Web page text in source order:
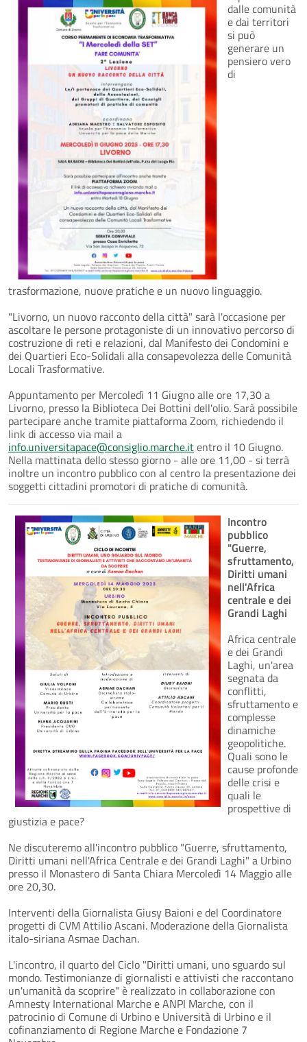
dalle comunità
e dai territori
si può
generare un
pensiero vero
di
trasformazione, nuove pratiche e un nuovo linguaggio.
"Livorno, un nuovo racconto della città" sarà l'occasione per
ascoltare le persone protagoniste di un innovativo percorso di
costruzione di reti e relazioni, dal Manifesto dei Condomini e
dei Quartieri Eco-Solidali alla consapevolezza delle Comunità
Locali Trasformative.
Appuntamento per Mercoledì 11 Giugno alle ore 17,30 a
Livorno, presso la Biblioteca Dei Bottini dell'olio. Sarà possibile
partecipare anche tramite piattaforma Zoom, richiedendo il
link di accesso via mail a
info.universitapace@consiglio.marche.itentro il 10 Giugno.
Nella mattinata dello stesso giorno - alle ore 11,00 - si terrà
inoltre un incontro pubblico con al centro la presentazione dei
soggetti cittadini promotori di pratiche di comunità.
Incontro
pubblico
"Guerre,
sfruttamento,
Diritti umani
nell'Africa
centrale e dei
Grandi Laghi
Africa centrale
e dei Grandi
Laghi, un'area
segnata da
conflitti,
sfruttamento e
complesse
dinamiche
geopolitiche.
Quali sono le
cause profonde
delle crisi e
quali le
prospettive di
giustizia e pace?
Ne discuteremo all'incontro pubblico "Guerre, sfruttamento,
Diritti umani nell'Africa Centrale e dei Grandi Laghi" a Urbino
presso il Monastero di Santa Chiara Mercoledì 14 Maggio alle
ore 20,30.
Interventi della Giornalista Giusy Baioni e del Coordinatore
progetti di CVM Attilio Ascani. Moderazione della Giornalista
italo-siriana Asmae Dachan.
L'incontro, il quarto del Ciclo "Diritti umani, uno sguardo sul
mondo. Testimonianze di giornalisti e attivisti che raccontano
un'umanità da scoprire" è realizzato in collaborazione con
Amnesty International Marche e ANPI Marche, con il
patrocinio di Comune di Urbino e Università di Urbino e il
cofinanziamento di Regione Marche e Fondazione 7